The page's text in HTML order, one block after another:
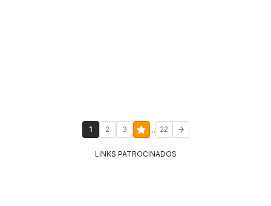
1 2 3 ... 22
LINKS PATROCINADOS